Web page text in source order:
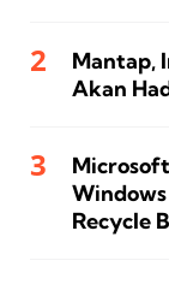
Mantap,
Akan
Windows
Recycle